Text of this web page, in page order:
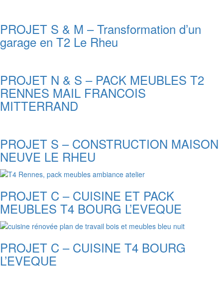
PROJET S & M – Transformation d’un
garage en T2 Le Rheu
PROJET N & S – PACK MEUBLES T2
RENNES MAIL FRANCOIS
MITTERRAND
PROJET S – CONSTRUCTION MAISON
NEUVE LE RHEU
PROJET C – CUISINE ET PACK
MEUBLES T4 BOURG L’EVEQUE
PROJET C – CUISINE T4 BOURG
L’EVEQUE